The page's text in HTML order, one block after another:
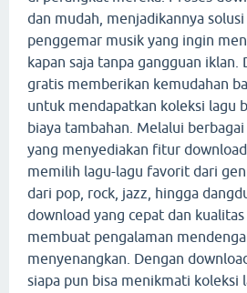
dan mudah, menjadikannya
penggemar musik yang ingin
kapan saja tanpa gangguan iklan.
gratis memberikan kemudahan
untuk mendapatkan koleksi lagu
biaya tambahan. Melalui
yang menyediakan fitur
memilih lagu-lagu favorit dari
dari pop, rock, jazz, hingga
download yang cepat dan
membuat pengalaman
menyenangkan. Dengan
siapa pun bisa menikmati koleksi